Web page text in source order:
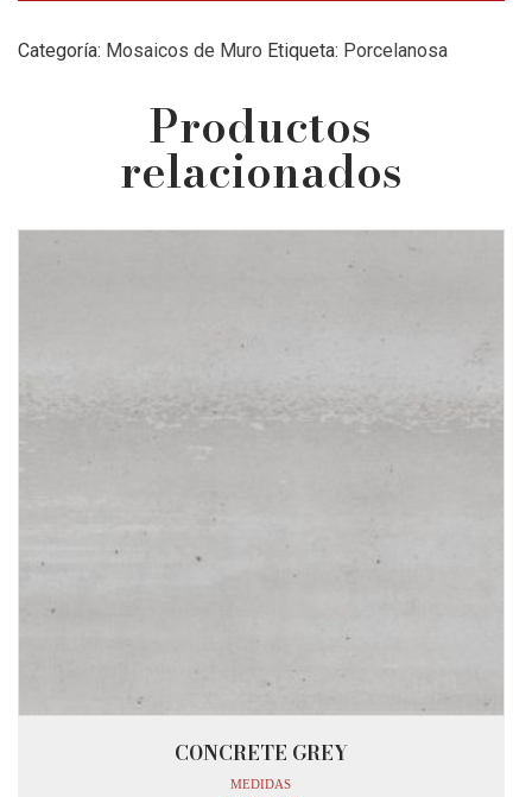
Categoría: Mosaicos de Muro Etiqueta: Porcelanosa
Productos
relacionados
CONCRETE GREY
MEDIDAS